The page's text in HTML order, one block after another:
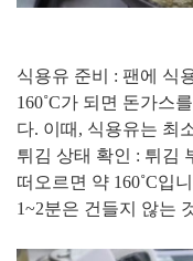
식용유 준비 : 팬에 식
160˚C가 되면 돈가스
다. 이때, 식용유는 최
튀김 상태 확인 : 튀김
떠오르면 약 160˚C입
1~2분은 건들지 않는